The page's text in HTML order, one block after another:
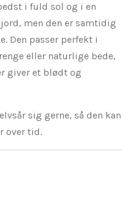
i fuld sol og i en
men den er samtidig
Den passer perfekt i
eller naturlige bede,
giver et blødt og
sig gerne, så den kan
over tid.